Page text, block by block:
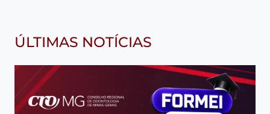
ÚLTIMAS NOTÍCIAS